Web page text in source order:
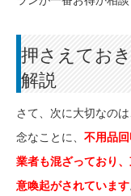
押さえてお
解説
さて、次に大切なの
念なことに、 不用品
業者も混ざっており
意喚起がされています